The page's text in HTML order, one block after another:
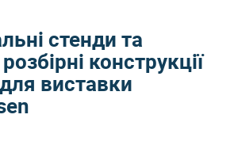
стенди та
конструкції
виставки